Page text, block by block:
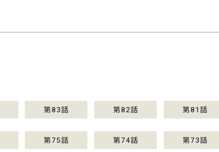
第83話 第82話 第81話
第75話 第74話 第73話